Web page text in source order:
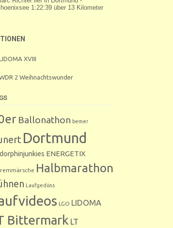
Ballonathon bemer
Dortmund
ENERGETIX
Halbmarathon
Laufgedöns
LGO LIDOMA
Bittermark LT